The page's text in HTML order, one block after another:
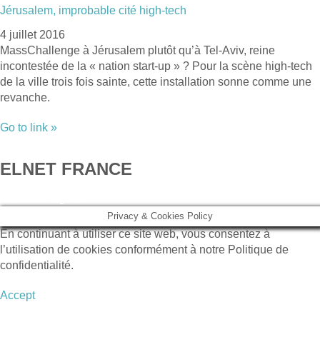
Jérusalem, improbable cité high-tech
4 juillet 2016
MassChallenge à Jérusalem plutôt qu’à Tel-Aviv, reine
incontestée de la « nation start-up » ? Pour la scène high-tech
de la ville trois fois sainte, cette installation sonne comme une
revanche.
Go to link »
ELNET FRANCE
Privacy & Cookies Policy
En continuant à utiliser ce site web, vous consentez à
l’utilisation de cookies conformément à notre Politique de
confidentialité.
Accept